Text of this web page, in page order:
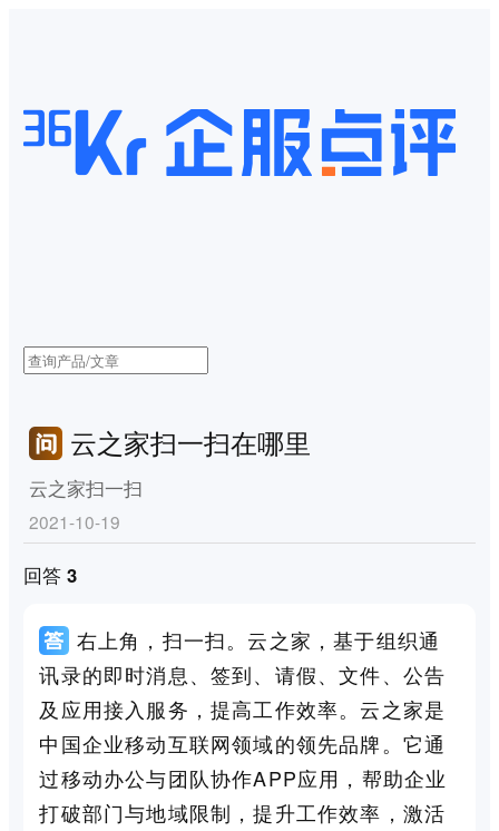
云之家扫一扫在哪里
云之家扫一扫
2021-10-19
回答 3
右上角，扫一扫。云之家，基于组织通
讯录的即时消息、签到、请假、文件、公告
及应用接入服务，提高工作效率。云之家是
中国企业移动互联网领域的领先品牌。它通
过移动办公与团队协作APP应用，帮助企业
打破部门与地域限制，提升工作效率，激活